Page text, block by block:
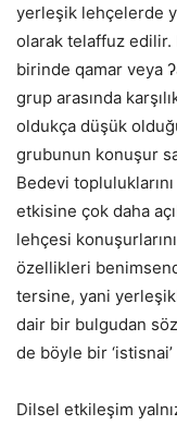
yerleşik lehçelerde
olarak telaffuz edilir.
birinde qamar veya
grup arasında
oldukça düşük
grubunun konuşur
Bedevi
etkisine çok daha
lehçesi
özellikleri
tersine, yani
dair bir bulgudan
de böyle bir
Dilsel etkileşim